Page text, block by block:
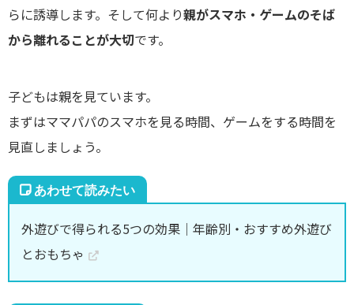
らに誘導します。そして何より親がスマホ・ゲームのそば
から離れることが大切です。
子どもは親を見ています。
まずはママパパのスマホを見る時間、ゲームをする時間を
見直しましょう。
外遊びで得られる5つの効果｜年齢別・おすすめ外遊び
とおもちゃ